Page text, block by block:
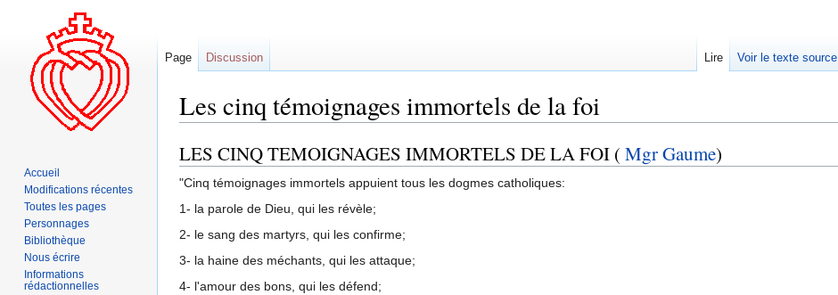
Les cinq témoignages immortels de la foi
Aller
à
la
navigation
Aller
à
la
recherche
LES CINQ TEMOIGNAGES IMMORTELS DE LA FOI (Mgr Gaume)
"Cinq témoignages immortels appuient tous les dogmes catholiques:
1- la parole de Dieu, qui les révèle;
2- le sang des martyrs, qui les confirme;
3- la haine des méchants, qui les attaque;
4- l'amour des bons, qui les défend;
Page Discussion Lire Voir le texte source
Accueil
Modifications récentes
Toutes les pages
Personnages
Bibliothèque
Nous écrire
Informations
rédactionnelles